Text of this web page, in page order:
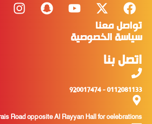
اتصل بنا
0112081133 - 920017474
Road opposite Al Rayyan Hall for celebrations
تواصل معنا
سياسة الخصوصية